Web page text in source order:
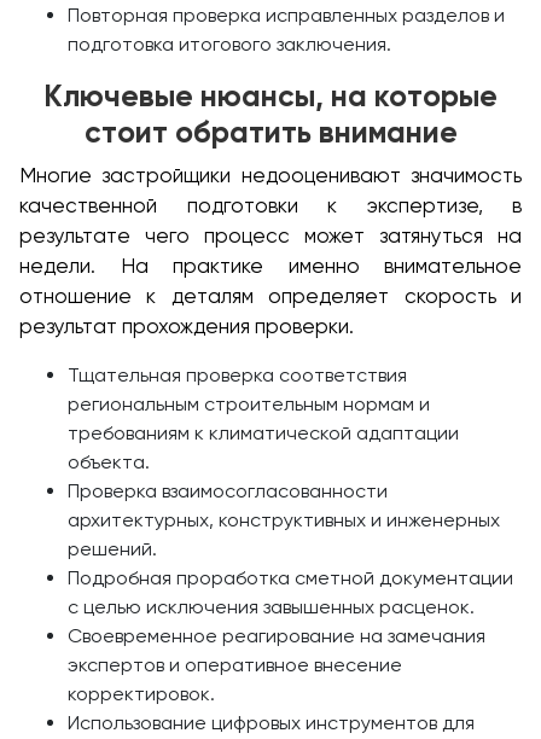
Повторная проверка исправленных разделов и
подготовка итогового заключения.
Ключевые нюансы, на которые
стоит обратить внимание
Многие застройщики недооценивают значимость
качественной подготовки к экспертизе, в
результате чего процесс может затянуться на
недели. На практике именно внимательное
отношение к деталям определяет скорость и
результат прохождения проверки.
Тщательная проверка соответствия
региональным строительным нормам и
требованиям к климатической адаптации
объекта.
Проверка взаимосогласованности
архитектурных, конструктивных и инженерных
решений.
Подробная проработка сметной документации
с целью исключения завышенных расценок.
Своевременное реагирование на замечания
экспертов и оперативное внесение
корректировок.
Использование цифровых инструментов для